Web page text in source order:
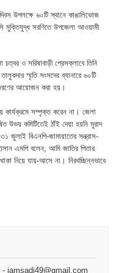
উপলক্ষে ৬০টি স্থানে কাঙালিভোজ
মুক্তিযুদ্ধ সরণিতে উপজেলা আওয়ামী
ও সরিষাবাড়ী প্রেসক্লাবে তিনি
স্মৃতি সংসদের ব্যানারে ৬০টি
আয়োজন করা হয়।
কার্যক্রমে সম্পৃক্ত করেন না। জেলা
উভয় কমিটিতেই ঠাঁই দেয়া হয়নি মুরাদ
জুলাই বিএনপি-জামায়াতের সন্ত্রাস-
এমপি বলেন, আমি জাতির পিতার
নিয়ে যায়-আসে না। নিরবচ্ছিন্নভাবে
করুন - iamsadi49@gmail.com